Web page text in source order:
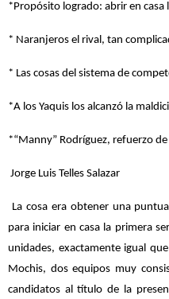
*Propósito logrado: abrir en casa
* Naranjeros el rival, tan
* Las cosas del sistema de
*A los Yaquis los alcanzó la
*“Manny” Rodríguez, refuerzo
Jorge Luis Telles Salazar
La cosa era obtener una
para iniciar en casa la primera
unidades, exactamente igual
Mochis, dos equipos muy
candidatos al título de la